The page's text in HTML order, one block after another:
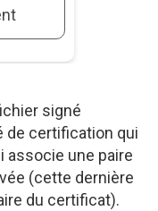
signé
de certification qui
associe une paire
(cette dernière
du certificat).